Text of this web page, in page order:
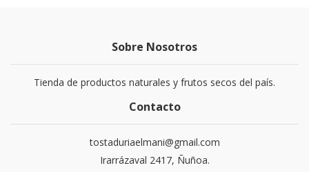
Sobre Nosotros
Tienda de productos naturales y frutos secos del país.
Contacto
tostaduriaelmani@gmail.com
Irarrázaval 2417, Ñuñoa.